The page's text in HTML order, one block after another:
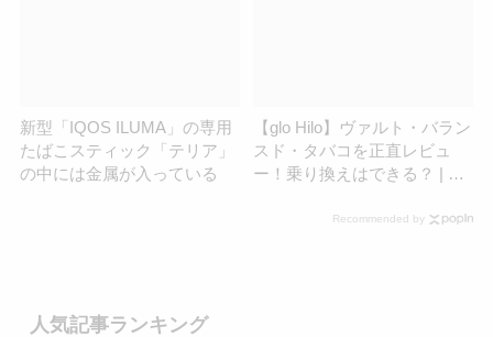
新型「IQOS ILUMA」の専用
たばこスティック「テリア」
の中には金属が入っている
【glo Hilo】ヴァルト・バラン
スド・タバコを正直レビュ
ー！乗り換えはできる？ | ア
Recommended by
人気記事ランキング